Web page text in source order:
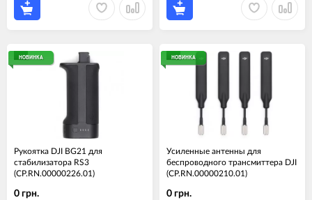
НОВИНКА
Рукоятка DJI BG21 для
стабилизатора RS3
(CP.RN.00000226.01)
0 грн.
НОВИНКА
Усиленные антенны для
беспроводного трансмиттера DJI
(CP.RN.00000210.01)
0 грн.